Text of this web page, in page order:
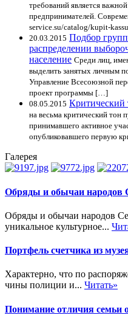
требований является
предпринимателей.
service.su/catalog/kupit-
20.03.2015 Подбор
распределении
население Среди лиц,
выделить занятых личным
Управление Всесоюзной
проект программы […]
08.05.2015 Критический
на весьма критический тон
принимавшего активное
опубликовавшего первую
Галерея
Обряды и обычаи народов
Обряды и обычаи народов
уникальное культурное...
Портфель счетчика из
Характерно, что по
чины полиции и... Читать»
Понимание отличия семьи